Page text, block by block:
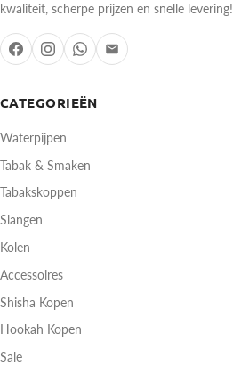
CATEGORIEËN
Waterpijpen
Tabak & Smaken
Tabakskoppen
Slangen
Kolen
Accessoires
Shisha Kopen
Hookah Kopen
Sale
kwaliteit, scherpe prijzen en snelle levering!